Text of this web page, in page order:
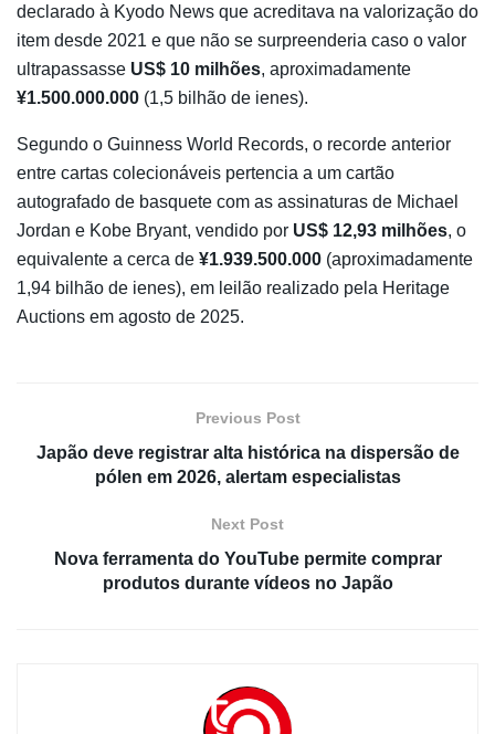
declarado à Kyodo News que acreditava na valorização do
item desde 2021 e que não se surpreenderia caso o valor
ultrapassasse US$ 10 milhões, aproximadamente
¥1.500.000.000 (1,5 bilhão de ienes).
Segundo o Guinness World Records, o recorde anterior
entre cartas colecionáveis pertencia a um cartão
autografado de basquete com as assinaturas de Michael
Jordan e Kobe Bryant, vendido por US$ 12,93 milhões, o
equivalente a cerca de ¥1.939.500.000 (aproximadamente
1,94 bilhão de ienes), em leilão realizado pela Heritage
Auctions em agosto de 2025.
Previous Post
Japão deve registrar alta histórica na dispersão de
pólen em 2026, alertam especialistas
Next Post
Nova ferramenta do YouTube permite comprar
produtos durante vídeos no Japão